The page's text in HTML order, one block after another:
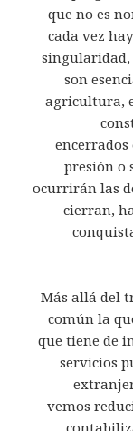
que no es
cada vez
singularidad,
son
agricultura,
presión o
ocurrirán las
cierran,
Más allá del
común la
que tiene de
servicios
vemos